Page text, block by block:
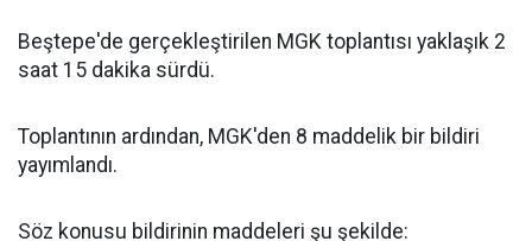
Beştepe'de gerçekleştirilen MGK toplantısı yaklaşık 2
saat 15 dakika sürdü.
Toplantının ardından, MGK'den 8 maddelik bir bildiri
yayımlandı.
Söz konusu bildirinin maddeleri şu şekilde: